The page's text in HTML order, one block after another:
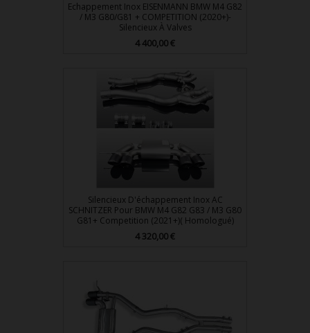
Echappement Inox EISENMANN BMW M4 G82
/ M3 G80/G81 + COMPETITION (2020+)-
Silencieux À Valves
Prix
4 400,00 €
Silencieux D'échappement Inox AC
SCHNITZER Pour BMW M4 G82 G83 / M3 G80
G81+ Competition (2021+)( Homologué)
Prix
4 320,00 €